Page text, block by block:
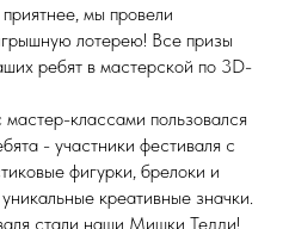
мы провели
лотерею! Все призы
ребят в мастерской по 3D-
классами пользовался
- участники фестиваля с
фигурки, брелоки и
креативные значки.
стали наши Мишки Тедди!